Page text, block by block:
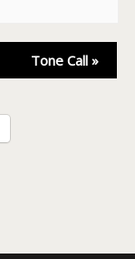
Tone Call »